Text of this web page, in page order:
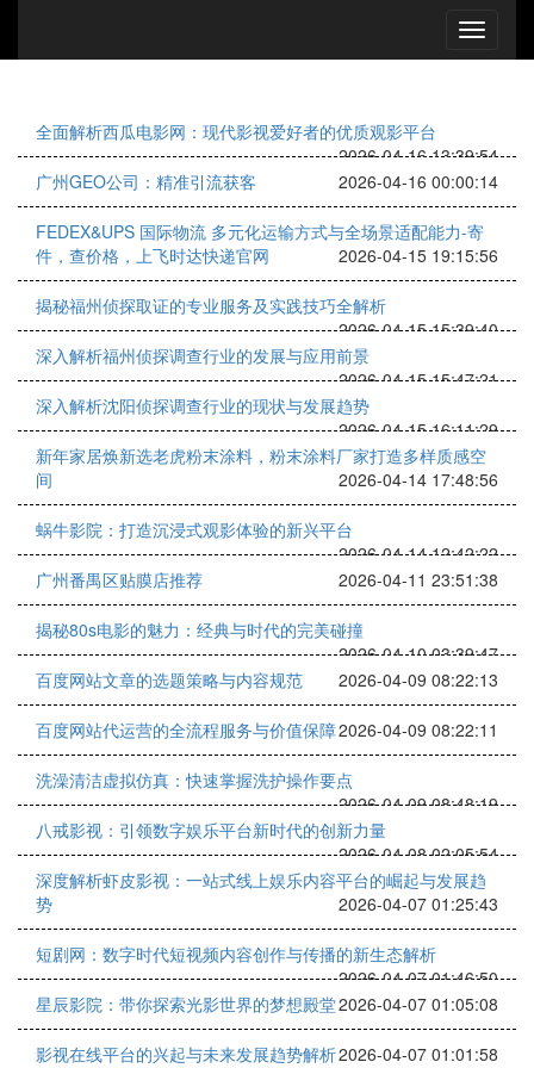
全面解析西瓜电影网：现代影视爱好者的优质观影平台
2026-04-16 13:39:54
广州GEO公司：精准引流获客
2026-04-16 00:00:14
FEDEX&UPS 国际物流 多元化运输方式与全场景适配能力-寄
件，查价格，上飞时达快递官网
2026-04-15 19:15:56
揭秘福州侦探取证的专业服务及实践技巧全解析
2026-04-15 15:39:40
深入解析福州侦探调查行业的发展与应用前景
2026-04-15 15:47:21
深入解析沈阳侦探调查行业的现状与发展趋势
2026-04-15 16:11:29
新年家居焕新选老虎粉末涂料，粉末涂料厂家打造多样质感空
间
2026-04-14 17:48:56
蜗牛影院：打造沉浸式观影体验的新兴平台
2026-04-14 12:42:22
广州番禺区贴膜店推荐
2026-04-11 23:51:38
揭秘80s电影的魅力：经典与时代的完美碰撞
2026-04-10 03:39:47
百度网站文章的选题策略与内容规范
2026-04-09 08:22:13
百度网站代运营的全流程服务与价值保障2026-04-09 08:22:11
洗澡清洁虚拟仿真：快速掌握洗护操作要点
2026-04-09 08:48:19
八戒影视：引领数字娱乐平台新时代的创新力量
2026-04-08 02:05:54
深度解析虾皮影视：一站式线上娱乐内容平台的崛起与发展趋
势
2026-04-07 01:25:43
短剧网：数字时代短视频内容创作与传播的新生态解析
2026-04-07 01:46:50
星辰影院：带你探索光影世界的梦想殿堂2026-04-07 01:05:08
影视在线平台的兴起与未来发展趋势解析2026-04-07 01:01:58